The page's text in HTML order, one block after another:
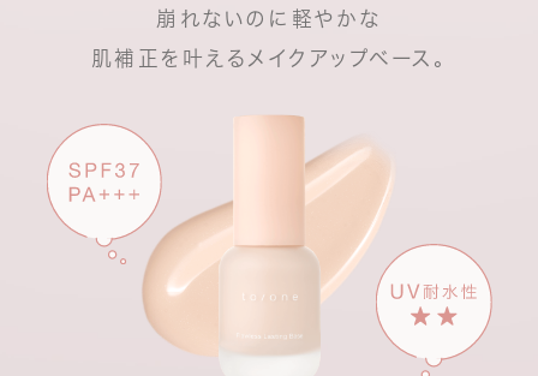
崩れないのに軽やかな
肌補正を叶えるメイクアップベース。